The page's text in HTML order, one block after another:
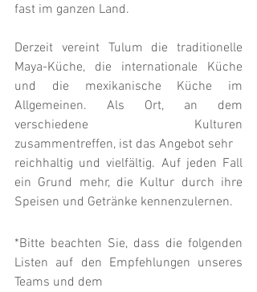
fast im ganzen Land.
Derzeit vereint Tulum die traditionelle
Maya-Küche, die internationale Küche
und die mexikanische Küche im
Allgemeinen. Als Ort, an dem
verschiedene Kulturen
zusammentreffen, ist das Angebot sehr
reichhaltig und vielfältig. Auf jeden Fall
ein Grund mehr, die Kultur durch ihre
Speisen und Getränke kennenzulernen.
*Bitte beachten Sie, dass die folgenden
Listen auf den Empfehlungen unseres
Teams und dem